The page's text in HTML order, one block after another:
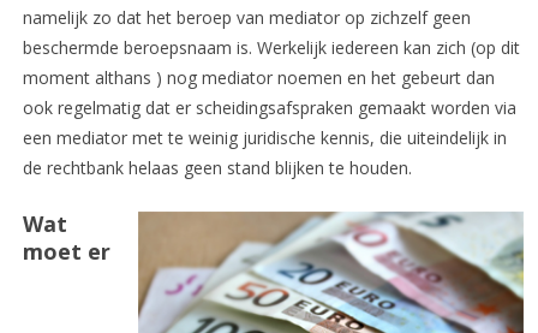
namelijk zo dat het beroep van mediator op zichzelf geen
beschermde beroepsnaam is. Werkelijk iedereen kan zich (op dit
moment althans ) nog mediator noemen en het gebeurt dan
ook regelmatig dat er scheidingsafspraken gemaakt worden via
een mediator met te weinig juridische kennis, die uiteindelijk in
de rechtbank helaas geen stand blijken te houden.
Wat
moet er